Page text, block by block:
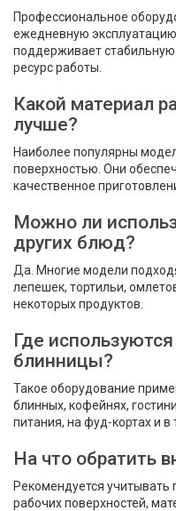
Профессиональное
ежедневную
поддерживает
ресурс работы.
Какой материал
лучше?
Наиболее популярны
поверхностью. Они
качественное
Можно ли
других блюд?
Да. Многие модели
лепешек, тортильи,
некоторых продуктов.
Где
блинницы?
Такое оборудование
блинных, кофейнях,
питания, на фуд-кортах и в
На что обратить
Рекомендуется учитывать
рабочих поверхностей,